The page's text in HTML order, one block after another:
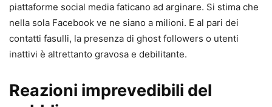
piattaforme social media faticano ad arginare. Si stima che
nella sola Facebook ve ne siano a milioni. E al pari dei
contatti fasulli, la presenza di ghost followers o utenti
inattivi è altrettanto gravosa e debilitante.
Reazioni imprevedibili del